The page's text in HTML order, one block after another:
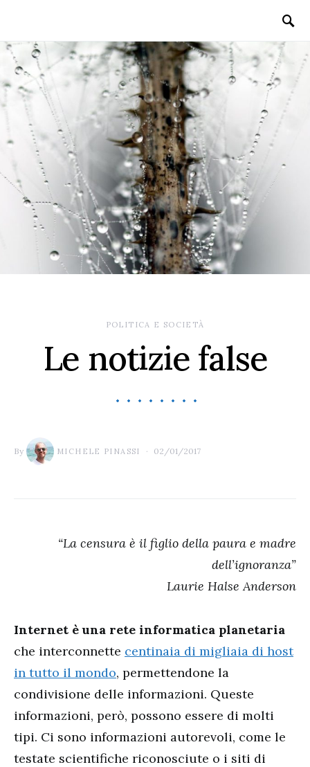
POLITICA E SOCIETÀ
Le notizie false
By MICHELE PINASSI 02/01/2017
“La censura è il figlio della paura e madre
dell’ignoranza”
Laurie Halse Anderson
Internet è una rete informatica planetaria
che interconnette centinaia di migliaia di host
in tutto il mondo, permettendone la
condivisione delle informazioni. Queste
informazioni, però, possono essere di molti
tipi. Ci sono informazioni autorevoli, come le
testate scientifiche riconosciute o i siti di